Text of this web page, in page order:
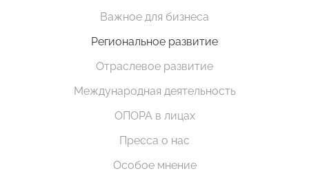
Важное для бизнеса
Региональное развитие
Отраслевое развитие
Международная деятельность
ОПОРА в лицах
Пресса о нас
Особое мнение